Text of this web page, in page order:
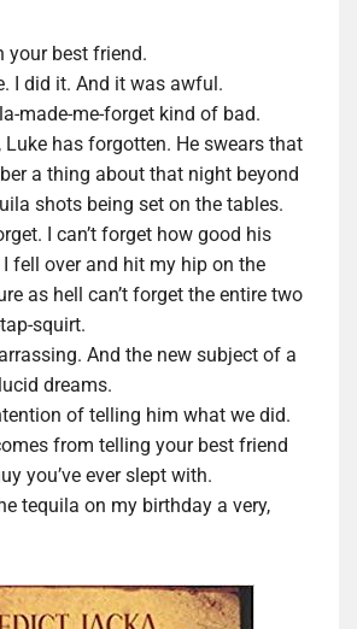
your best friend.
I did it. And it was awful.
made-me-forget kind of bad.
Luke has forgotten. He swears that
a thing about that night beyond
shots being set on the tables.
I can’t forget how good his
fell over and hit my hip on the
as hell can’t forget the entire two
squirt.
And the new subject of a
dreams.
of telling him what we did.
from telling your best friend
you’ve ever slept with.
tequila on my birthday a very,